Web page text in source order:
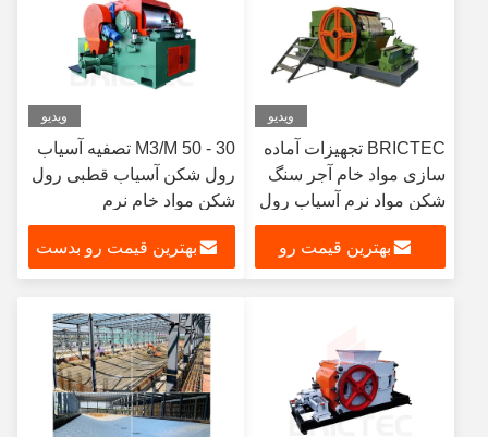
ویدیو
BRICTEC تجهیزات آماده
سازی مواد خام آجر سنگ
شکن مواد نرم آسیاب رول
صنعتی
بهترین قیمت رو
ویدیو
30 - 50 M3/M تصفیه آسیاب
رول شکن آسیاب قطبی رول
شکن مواد خام نرم
بهترین قیمت رو بدست